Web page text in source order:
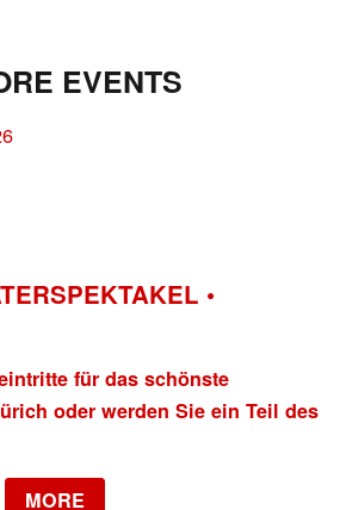
EVENTS
•
für das schönste
oder werden Sie ein Teil des
MORE